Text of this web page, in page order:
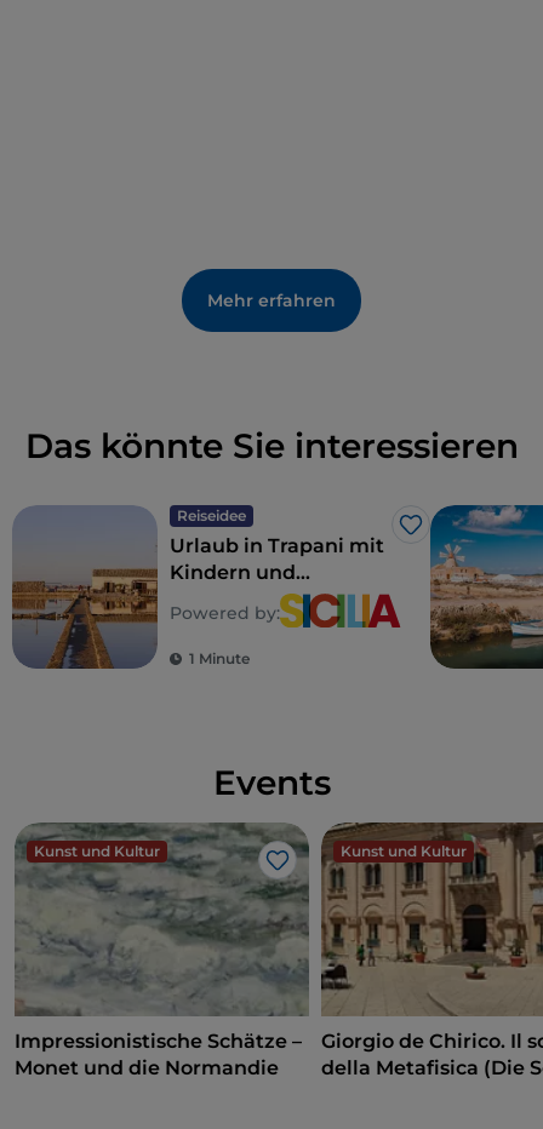
Mehr erfahren
Das könnte Sie interessieren
Reiseidee
Like
Urlaub in Trapani mit
Kindern und
Jugendlichen
Powered by:
1 Minute
Events
Kunst und Kultur
Like
Impressionistische Schätze –
Monet und die Normandie
Kunst und Kultur
Giorgio de Chirico. Il
della Metafisica (Die